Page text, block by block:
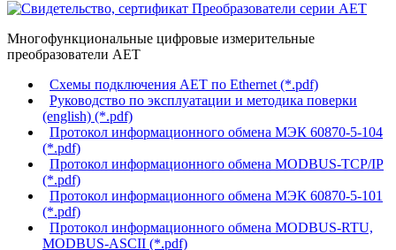
Многофункциональные цифровые измерительные
преобразователи АЕТ
Схемы подключения АЕТ по Ethernet (*.pdf)
Руководство по эксплуатации и методика поверки
(english) (*.pdf)
Протокол информационного обмена МЭК 60870-5-104
(*.pdf)
Протокол информационного обмена MODBUS-TCP/IP
(*.pdf)
Протокол информационного обмена МЭК 60870-5-101
(*.pdf)
Протокол информационного обмена MODBUS-RTU,
MODBUS-ASCII (*.pdf)